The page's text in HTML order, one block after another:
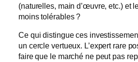
(naturelles, main d’œuvre, etc.) et
moins tolérables ?
Ce qui distingue ces
un cercle vertueux. L’expert rare
faire que le marché ne peut pas